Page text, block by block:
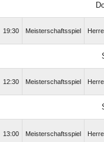
19:30 Meisterschaftsspiel
12:30 Meisterschaftsspiel
13:00 Meisterschaftsspiel